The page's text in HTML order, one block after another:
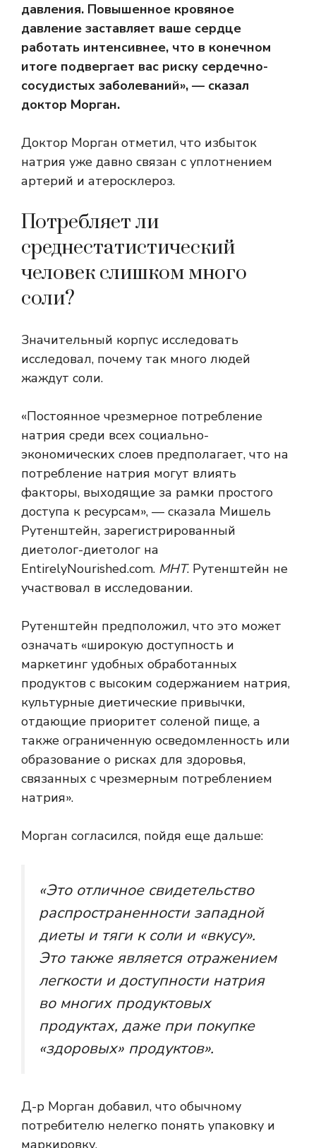
давления. Повышенное кровяное
давление заставляет ваше сердце
работать интенсивнее, что в конечном
итоге подвергает вас риску сердечно-
сосудистых заболеваний», — сказал
доктор Морган.
Доктор Морган отметил, что избыток
натрия уже давно связан с уплотнением
артерий и атеросклероз.
Потребляет ли
среднестатистический
человек слишком много
соли?
Значительный корпус исследовать
исследовал, почему так много людей
жаждут соли.
«Постоянное чрезмерное потребление
натрия среди всех социально-
экономических слоев предполагает, что на
потребление натрия могут влиять
факторы, выходящие за рамки простого
доступа к ресурсам», — сказала Мишель
Рутенштейн, зарегистрированный
диетолог-диетолог на
EntirelyNourished.com. МНТ. Рутенштейн не
участвовал в исследовании.
Рутенштейн предположил, что это может
означать «широкую доступность и
маркетинг удобных обработанных
продуктов с высоким содержанием натрия,
культурные диетические привычки,
отдающие приоритет соленой пище, а
также ограниченную осведомленность или
образование о рисках для здоровья,
связанных с чрезмерным потреблением
натрия».
Морган согласился, пойдя еще дальше:
«Это отличное свидетельство
распространенности западной
диеты и тяги к соли и «вкусу».
Это также является отражением
легкости и доступности натрия
во многих продуктовых
продуктах, даже при покупке
«здоровых» продуктов».
Д-р Морган добавил, что обычному
потребителю нелегко понять упаковку и
маркировку.